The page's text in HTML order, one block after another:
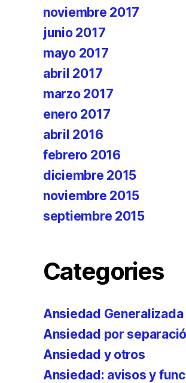
noviembre 2017
junio 2017
mayo 2017
abril 2017
marzo 2017
enero 2017
abril 2016
febrero 2016
diciembre 2015
noviembre 2015
septiembre 2015
Categories
Ansiedad Generalizada
Ansiedad por
Ansiedad y otros
Ansiedad: avisos y